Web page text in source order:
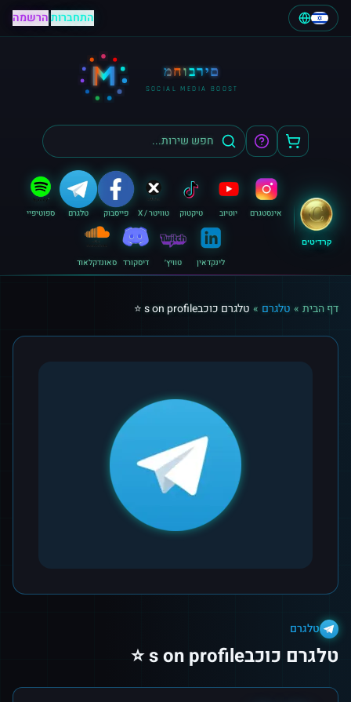
התחברות|הרשמה
M מחוברים
SOCIAL MEDIA BOOST
קרדיטים
אינסטגרם יוטיוב טיקטוק טוויטר / X פייסבוק טלגרם ספוטיפיי
לינקדאין טוויץ׳ דיסקורד סאונדקלאוד
דף הבית » טלגרם » טלגרם כוכבs on profile ⭐️
טלגרם
טלגרם כוכבs on profile ⭐️